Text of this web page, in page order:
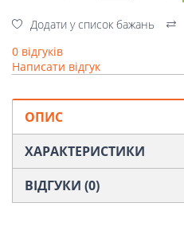
Додати у список бажань
0 відгуків
Написати відгук
ОПИС
ХАРАКТЕРИСТИКИ
ВІДГУКИ (0)